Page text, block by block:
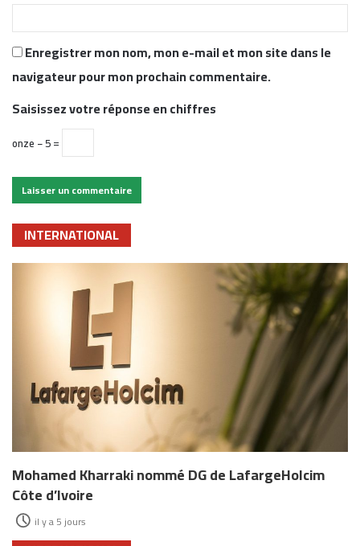
Enregistrer mon nom, mon e-mail et mon site dans le
navigateur pour mon prochain commentaire.
Saisissez votre réponse en chiffres
onze − 5 =
INTERNATIONAL
Mohamed Kharraki nommé DG de LafargeHolcim
Côte d’Ivoire
il y a 5 jours